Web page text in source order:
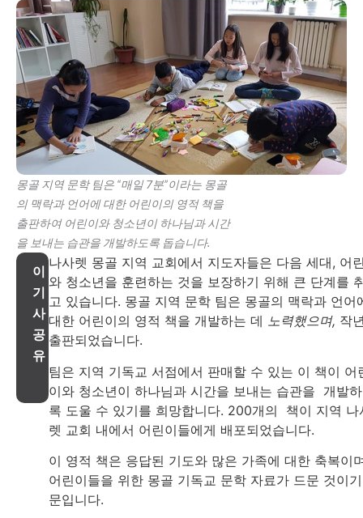
몽골 지역 문학 팀은 “매일 7분”이라는 몽골
의 맥락과 언어에 대한 어린이의 영적 책을
출판하여 어린이와 청소년이 하나님과 시간
을 보내는 습관을 개발하도록 돕습니다.
이
기
사
공
유
나사렛 몽골 지역 교회에서 지도자들은 다음 세대, 어
와 청소년을 훈련하는 것을 보장하기 위해 큰 단계를
고 있습니다. 몽골 지역 문학 팀은 몽골의 맥락과 언어
대한 어린이의 영적 책을 개발하는 데 노력했으며, 작
출판되었습니다.
팀은 지역 기독교 서점에서 판매할 수 있는 이 책이 어
이와 청소년이 하나님과 시간을 보내는 습관을 개발
록 도울 수 있기를 희망합니다. 200개의 책이 지역 나
렛 교회 내에서 어린이들에게 배포되었습니다.
이 영적 책은 응답된 기도와 많은 가족에 대한 축복이
어린이들을 위한 몽골 기독교 문학 자료가 드문 것이
문입니다.